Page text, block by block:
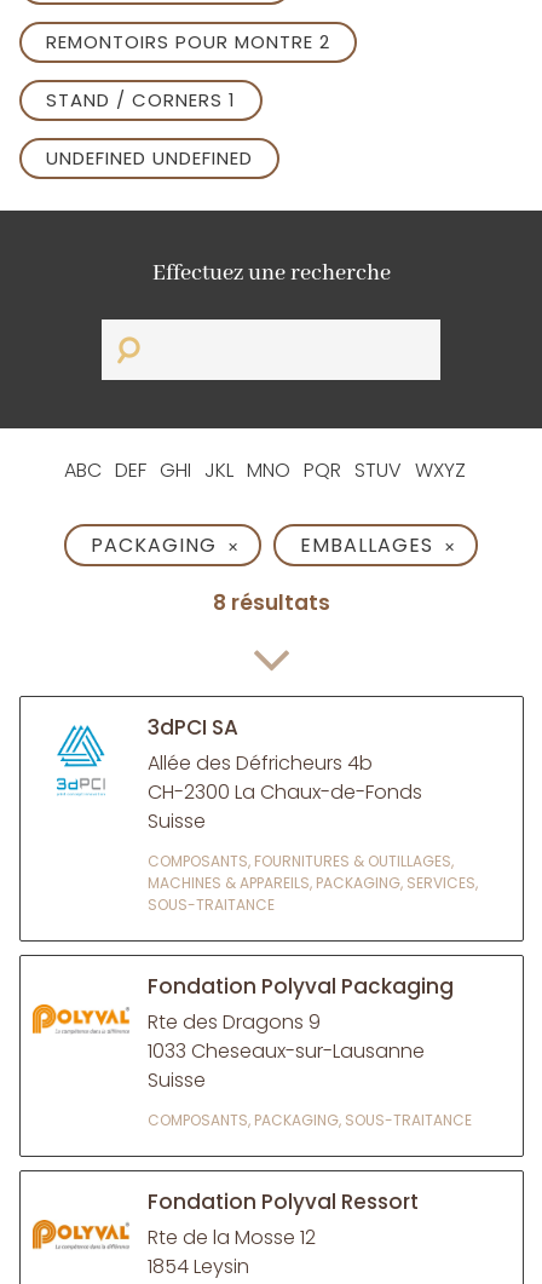
REMONTOIRS POUR MONTRE 2
STAND / CORNERS 1
UNDEFINED UNDEFINED
Effectuez une recherche
ABC DEF GHI JKL MNO PQR STUV WXYZ
PACKAGING ✕ EMBALLAGES ✕
8 résultats
3dPCI SA
Allée des Défricheurs 4b
CH-2300 La Chaux-de-Fonds
Suisse
COMPOSANTS, FOURNITURES & OUTILLAGES,
MACHINES & APPAREILS, PACKAGING, SERVICES,
SOUS-TRAITANCE
Fondation Polyval Packaging
Rte des Dragons 9
1033 Cheseaux-sur-Lausanne
Suisse
COMPOSANTS, PACKAGING, SOUS-TRAITANCE
Fondation Polyval Ressort
Rte de la Mosse 12
1854 Leysin